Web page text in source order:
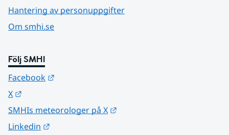
Hantering av personuppgifter
Om smhi.se
Följ SMHI
Facebook
X
SMHIs meteorologer på X
Linkedin